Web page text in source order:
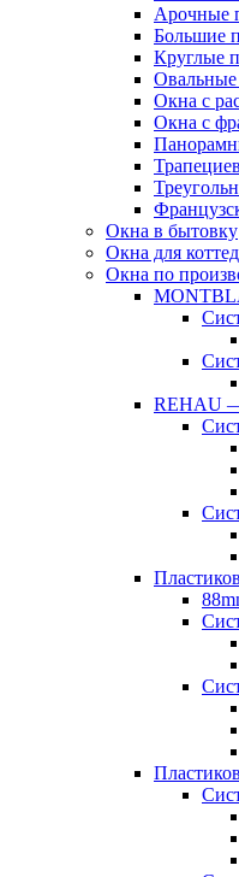
Арочные
Большие
Круглые
Овальные
Окна с
Окна с
Окна в бытовку
Окна для
Окна по
REHAU —